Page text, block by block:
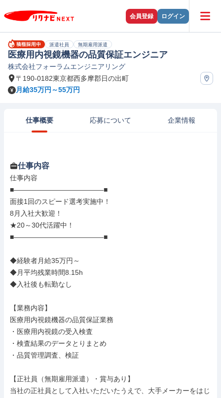
会員登録 ログイン
派遣社員 無期雇用派遣
医療用内視鏡機器の品質保証エンジニア
株式会社フォーラムエンジニアリング
〒190-0182東京都西多摩郡日の出町
月給35万円～55万円
仕事概要 応募について 企業情報
仕事内容
仕事内容
■―――――――――――――■
面接1回のスピード選考実施中！
8月入社大歓迎！
★20～30代活躍中！
■―――――――――――――■
◆経験者月給35万円～
◆月平均残業時間8.15h
◆入社後も転勤なし
【業務内容】
医療用内視鏡機器の品質保証業務
・医療用内視鏡の受入検査
・検査結果のデータとりまとめ
・品質管理調査、検証
【正社員（無期雇用派遣）・賞与あり】
当社の正社員として入社いただいたうえで、大手メーカーをはじ